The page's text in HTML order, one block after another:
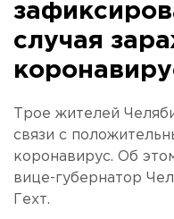
случая
Трое жителей
связи с
коронавирус. Об
вице-губернатор
Гехт.